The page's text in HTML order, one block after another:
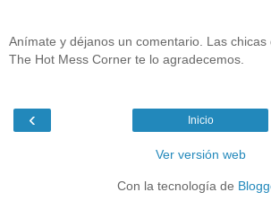
Anímate y déjanos un comentario. Las chicas
The Hot Mess Corner te lo agradecemos.
‹ Inicio
Ver versión web
Con la tecnología de